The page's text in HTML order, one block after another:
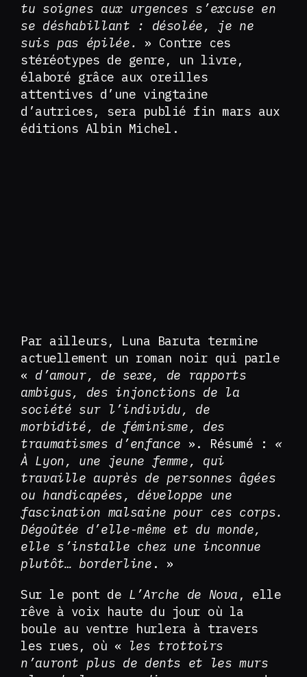
tu soignes aux urgences s’excuse en
se déshabillant : désolée, je ne
suis pas épilée.
» Contre ces
stéréotypes de genre, un livre,
élaboré grâce aux oreilles
attentives d’une vingtaine
d’autrices, sera publié fin mars aux
éditions Albin Michel.
Par ailleurs, Luna Baruta termine
actuellement un roman noir qui parle
« d’amour, de sexe, de rapports
ambigus, des injonctions de la
société sur l’individu, de
morbidité, de féminisme, des
traumatismes d’enfance ». Résumé : «
À Lyon, une jeune femme, qui
travaille auprès de personnes âgées
ou handicapées, développe une
fascination malsaine pour ces corps.
Dégoûtée d’elle-même et du monde,
elle s’installe chez une inconnue
plutôt… borderline . »
Sur le pont de L’Arche de Nova , elle
rêve à voix haute du jour où la
boule au ventre hurlera à travers
les rues, où « les trottoirs
n’auront plus de dents et les murs